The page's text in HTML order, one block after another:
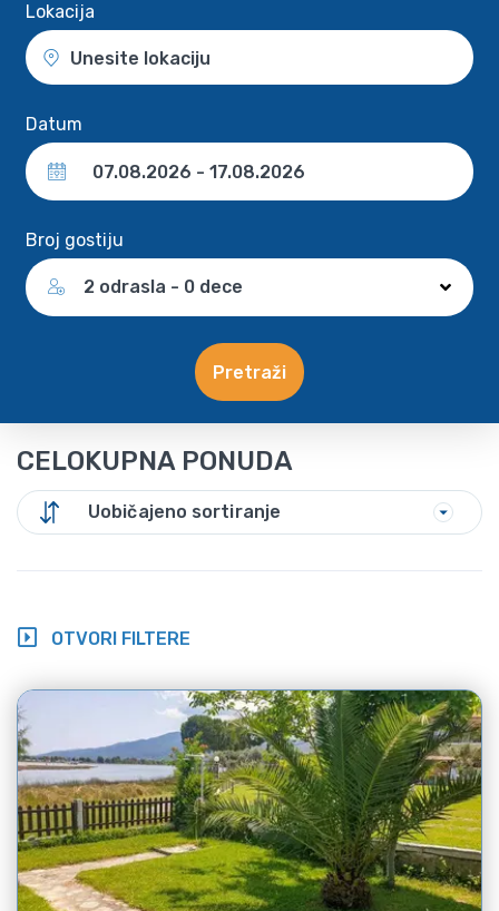
Lokacija
Unesite lokaciju
Datum
Broj gostiju
2 odrasla - 0 dece
Pretraži
CELOKUPNA PONUDA
Uobičajeno sortiranje
OTVORI FILTERE